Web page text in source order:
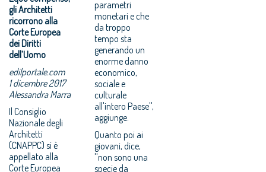
gli Architetti
ricorrono alla
Corte Europea
dei Diritti
dell’Uomo
edilportale.com
1 dicembre 2017
Alessandra Marra
Il Consiglio
Nazionale degli
Architetti
(CNAPPC) si è
appellato alla
Corte Europea
parametri
monetari e che
da troppo
tempo sta
generando un
enorme danno
economico,
sociale e
culturale
all'intero Paese'',
aggiunge.
Quanto poi ai
giovani, dice,
''non sono una
specie da